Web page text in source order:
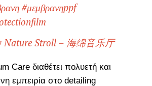
#μεμβρανηppf
Nature Stroll – 海绵音乐厅
Care διαθέτει πολυετή και
εμπειρία στο detailing